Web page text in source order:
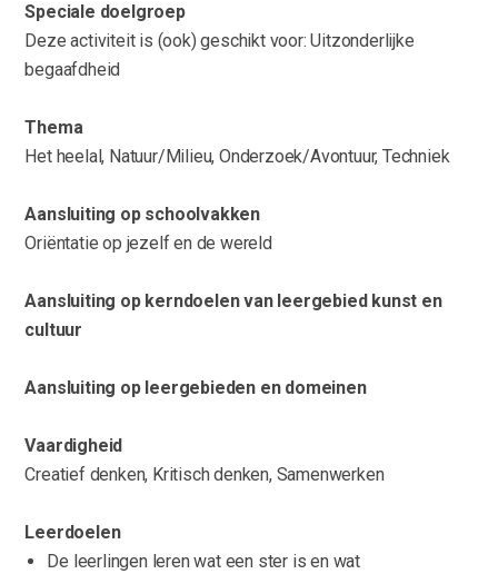
Speciale doelgroep
Deze activiteit is (ook) geschikt voor: Uitzonderlijke
begaafdheid
Thema
Het heelal, Natuur/Milieu, Onderzoek/Avontuur, Techniek
Aansluiting op schoolvakken
Oriëntatie op jezelf en de wereld
Aansluiting op kerndoelen van leergebied kunst en
cultuur
Aansluiting op leergebieden en domeinen
Vaardigheid
Creatief denken, Kritisch denken, Samenwerken
Leerdoelen
De leerlingen leren wat een ster is en wat